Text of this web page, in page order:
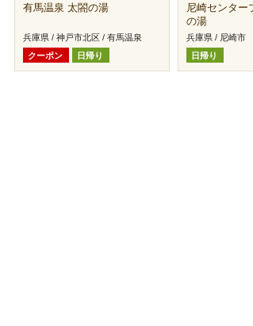
有馬温泉 太閤の湯
兵庫県 / 神戸市北区 / 有馬温泉
クーポン
日帰り
尼崎センター
の湯
兵庫県 / 尼崎市
日帰り